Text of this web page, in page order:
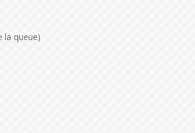
la queue)